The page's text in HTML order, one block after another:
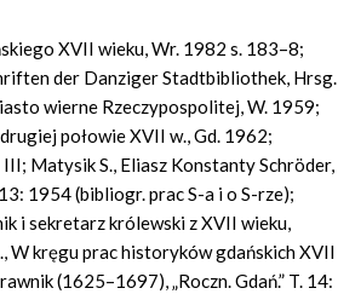
XVII wieku, Wr. 1982 s. 183–8;
der Danziger Stadtbibliothek, Hrsg.
wierne Rzeczypospolitej, W. 1959;
połowie XVII w., Gd. 1962;
Matysik S., Eliasz Konstanty Schröder,
1954 (bibliogr. prac S-a i o S-rze);
i sekretarz królewski z XVII wieku,
W kręgu prac historyków gdańskich XVII
(1625–1697), „Roczn. Gdań.” T. 14: